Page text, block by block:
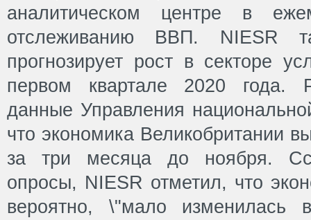
аналитическом центре в
отслеживанию ВВП. NIESR
прогнозирует рост в секторе
первом квартале 2020 года.
данные Управления
что экономика Великобритании
за три месяца до ноября.
опросы, NIESR отметил, что
вероятно, \"мало изменилась